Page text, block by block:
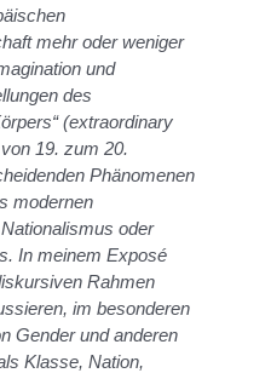
mehr oder weniger
und
des
(extraordinary
19. zum 20.
Phänomenen
modernen
oder
In meinem Exposé
Rahmen
im besonderen
Gender und anderen
Klasse, Nation,